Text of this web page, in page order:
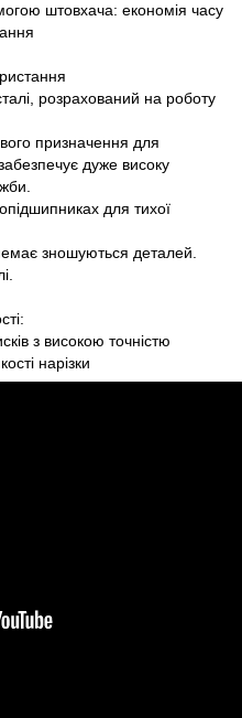
штовхача: економія часу
розрахований на роботу
призначення для
дуже високу
для тихої
зношуються деталей.
з високою точністю
нарізки